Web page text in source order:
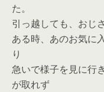
た。
引っ越しても、おじ
ある時、あのお気に
り
急いで様子を見に行
が取れず